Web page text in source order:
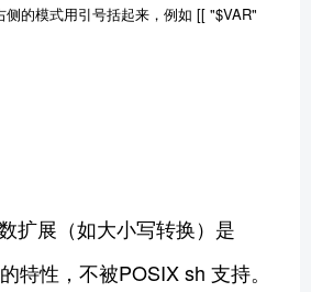
的模式用引号括起来，例如 [[ "$VAR"
扩展（如大小写转换）是
特性，不被POSIX sh 支持。